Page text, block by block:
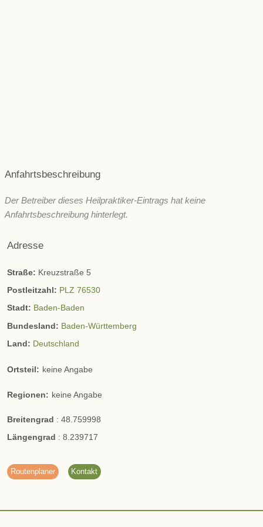
Anfahrtsbeschreibung
Der Betreiber dieses Heilpraktiker-Eintrags hat keine
Anfahrtsbeschreibung hinterlegt.
Adresse
Straße: Kreuzstraße 5
Postleitzahl: PLZ 76530
Stadt: Baden-Baden
Bundesland: Baden-Württemberg
Land: Deutschland
Ortsteil: keine Angabe
Regionen: keine Angabe
Breitengrad : 48.759998
Längengrad : 8.239717
Routenplaner Kontakt